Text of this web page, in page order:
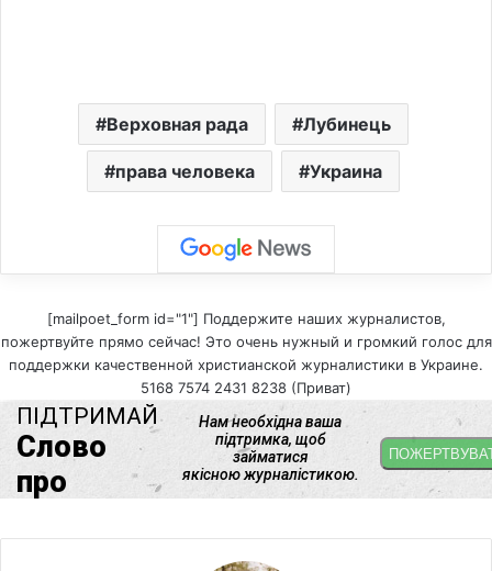
Верховная рада Лубинець
права человека Украина
[mailpoet_form id="1"] Поддержите наших журналистов,
пожертвуйте прямо сейчас! Это очень нужный и громкий голос для
поддержки качественной христианской журналистики в Украине.
5168 7574 2431 8238 (Приват)